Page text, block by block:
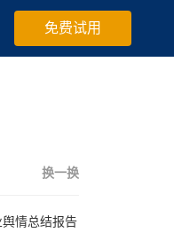
免费试用
换一换
情总结报告